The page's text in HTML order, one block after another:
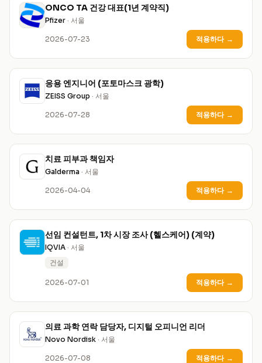
ONCO TA 건강 대표(1년 계약직)
Pfizer · 서울
2026-07-23 적용하다 →
응용 엔지니어 (포토마스크 광학)
ZEISS Group · 서울
2026-07-28 적용하다 →
치료 피부과 책임자
Galderma · 서울
2026-04-04 적용하다 →
선임 컨설턴트, 1차 시장 조사 (헬스케어) (계약)
IQVIA · 서울
건설
2026-07-01 적용하다 →
의료 과학 연락 담당자, 디지털 오피니언 리더
Novo Nordisk · 서울
2026-07-08 적용하다 →